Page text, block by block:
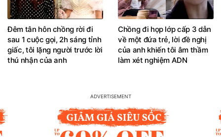
Đêm tân hôn chồng rời đi
sau 1 cuộc gọi, 2h sáng tỉnh
giấc, tôi lặng người trước lời
thú nhận của anh
Chồng đi họp lớp cấp 3 dẫn
về một đứa trẻ, lời đề nghị
của anh khiến tôi âm thầm
làm xét nghiệm ADN